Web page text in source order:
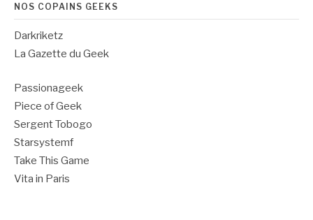
NOS COPAINS GEEKS
Darkriketz
La Gazette du Geek
Passionageek
Piece of Geek
Sergent Tobogo
Starsystemf
Take This Game
Vita in Paris